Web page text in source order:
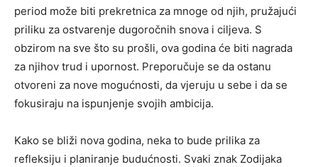
period može biti prekretnica za mnoge od njih, pružajući
priliku za ostvarenje dugoročnih snova i ciljeva. S
obzirom na sve što su prošli, ova godina će biti nagrada
za njihov trud i upornost. Preporučuje se da ostanu
otvoreni za nove mogućnosti, da vjeruju u sebe i da se
fokusiraju na ispunjenje svojih ambicija.
Kako se bliži nova godina, neka to bude prilika za
refleksiju i planiranje budućnosti. Svaki znak Zodijaka